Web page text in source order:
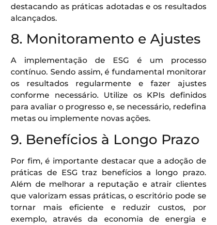
destacando as práticas adotadas e os resultados
alcançados.
8. Monitoramento e Ajustes
A implementação de ESG é um processo
contínuo. Sendo assim, é fundamental monitorar
os resultados regularmente e fazer ajustes
conforme necessário. Utilize os KPIs definidos
para avaliar o progresso e, se necessário, redefina
metas ou implemente novas ações.
9. Benefícios à Longo Prazo
Por fim, é importante destacar que a adoção de
práticas de ESG traz benefícios a longo prazo.
Além de melhorar a reputação e atrair clientes
que valorizam essas práticas, o escritório pode se
tornar mais eficiente e reduzir custos, por
exemplo, através da economia de energia e